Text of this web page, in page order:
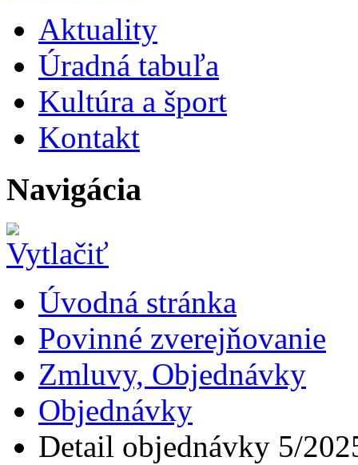
Aktuality
Úradná tabuľa
Kultúra a šport
Kontakt
Navigácia
Úvodná stránka
Povinné zverejňovanie
Zmluvy, Objednávky
Objednávky
Detail objednávky 5/